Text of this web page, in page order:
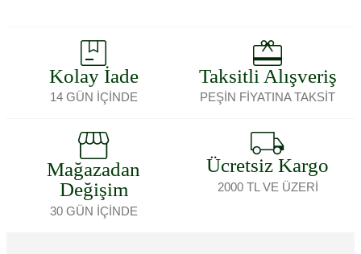
Kolay İade
14 GÜN İÇİNDE
Taksitli Alışveriş
PEŞİN FİYATINA TAKSİT
Mağazadan
Değişim
30 GÜN İÇİNDE
Ücretsiz Kargo
2000 TL VE ÜZERİ